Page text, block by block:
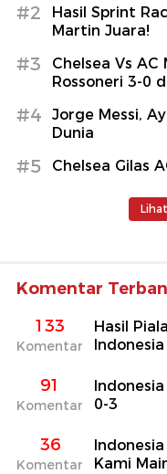
#2
Hasil Sprint
Martin Juara!
#3
Chelsea Vs AC
Rossoneri 3-0
#4
Jorge Messi,
Dunia
#5 Chelsea Gilas
Komentar
133
Komentar
Hasil
91
Komentar
0-3
36
Komentar
Kami